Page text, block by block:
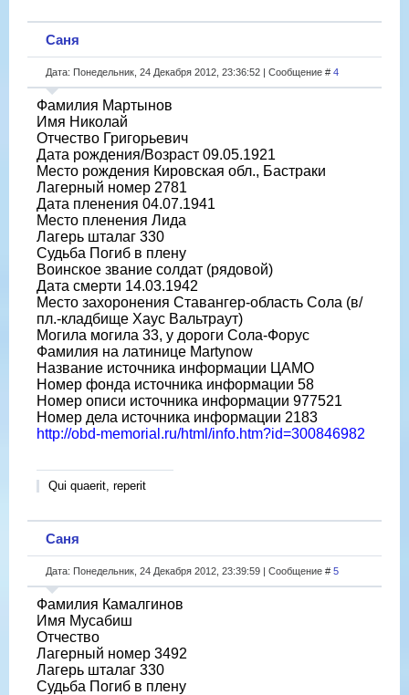
Саня
Дата: Понедельник, 24 Декабря 2012, 23:36:52 | Сообщение # 4
Фамилия Мартынов
Имя Николай
Отчество Григорьевич
Дата рождения/Возраст 09.05.1921
Место рождения Кировская обл., Бастраки
Лагерный номер 2781
Дата пленения 04.07.1941
Место пленения Лида
Лагерь шталаг 330
Судьба Погиб в плену
Воинское звание солдат (рядовой)
Дата смерти 14.03.1942
Место захоронения Ставангер-область Сола (в/
пл.-кладбище Хаус Вальтраут)
Могила могила 33, у дороги Сола-Форус
Фамилия на латинице Martynow
Название источника информации ЦАМО
Номер фонда источника информации 58
Номер описи источника информации 977521
Номер дела источника информации 2183
http://obd-memorial.ru/html/info.htm?id=300846982
Qui quaerit, reperit
Саня
Дата: Понедельник, 24 Декабря 2012, 23:39:59 | Сообщение # 5
Фамилия Камалгинов
Имя Мусабиш
Отчество
Лагерный номер 3492
Лагерь шталаг 330
Судьба Погиб в плену